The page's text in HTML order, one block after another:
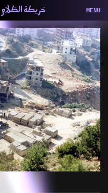
خريطة الظلام MENU
ماهيتنا
الخريطة
السلسة
الحاوية
المساهمين
التختيم